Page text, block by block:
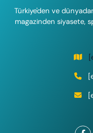
Türkiye'den ve
magazinden siyasete,